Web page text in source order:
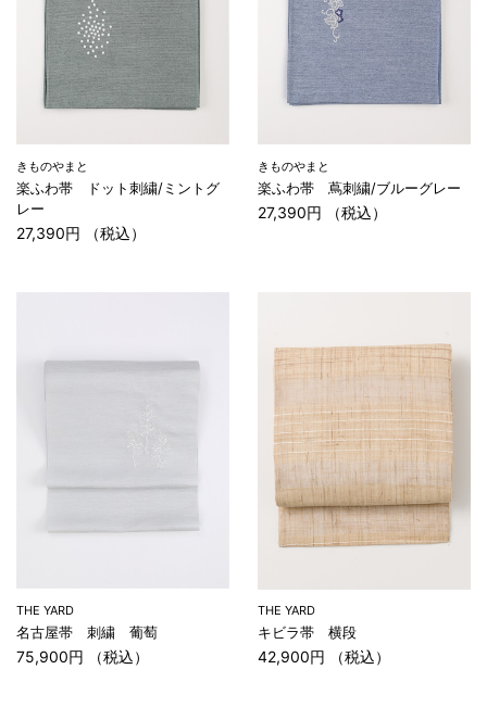
きものやまと
楽ふわ帯 ドット刺繍/ミントグ
レー
27,390円 （税込）
きものやまと
楽ふわ帯 蔦刺繍/ブルーグレー
27,390円 （税込）
THE YARD
名古屋帯 刺繍 葡萄
75,900円 （税込）
THE YARD
キビラ帯 横段
42,900円 （税込）